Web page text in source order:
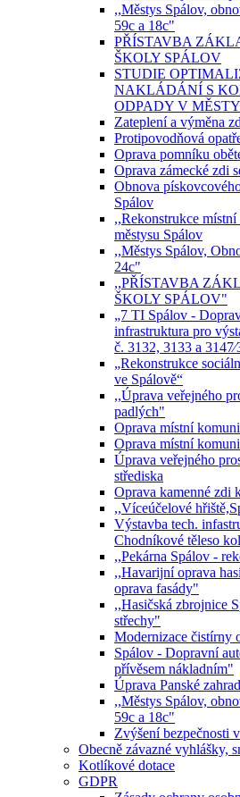
,,Městys Spálov,
59c a 18c"
PŘÍSTAVBA
ŠKOLY SPÁLOV
STUDIE
NAKLÁDÁNÍ S
ODPADY V
Zateplení a výměna
Protipovodňová
Oprava pomníku
Oprava zámecké zdi
Obnova
Spálov
,,Rekonstrukce
městysu Spálov
,,Městys Spálov,
24c"
,,PŘÍSTAVBA
ŠKOLY SPÁLOV"
„7 TI Spálov -
infrastruktura pro
č. 3132, 3133 a
„Rekonstrukce
ve Spálově“
,,Úprava veřejného
padlých"
Oprava místní
Oprava místní
Úprava veřejného
střediska
Oprava kamenné zdi
,,Víceúčelové
Výstavba tech.
Chodníkové těleso
,,Pekárna Spálov -
,,Havarijní oprava
oprava fasády"
,,Hasičská zbrojnice
střechy"
Modernizace čistírny
Spálov - Dopravní
přívěsem nákladním"
Úprava Panské
,,Městys Spálov,
59c a 18c"
Zvýšení bezpečnosti
Obecně závazné vyhlášky,
Kotlíkové dotace
GDPR